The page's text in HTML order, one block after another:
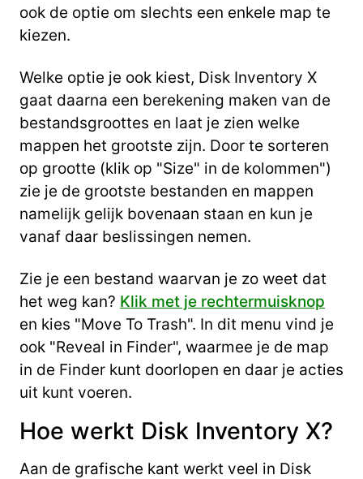
ook de optie om slechts een enkele map te
kiezen.
Welke optie je ook kiest, Disk Inventory X
gaat daarna een berekening maken van de
bestandsgroottes en laat je zien welke
mappen het grootste zijn. Door te sorteren
op grootte (klik op "Size" in de kolommen")
zie je de grootste bestanden en mappen
namelijk gelijk bovenaan staan en kun je
vanaf daar beslissingen nemen.
Zie je een bestand waarvan je zo weet dat
het weg kan? Klik met je rechtermuisknop
en kies "Move To Trash". In dit menu vind je
ook "Reveal in Finder", waarmee je de map
in de Finder kunt doorlopen en daar je acties
uit kunt voeren.
Hoe werkt Disk Inventory X?
Aan de grafische kant werkt veel in Disk